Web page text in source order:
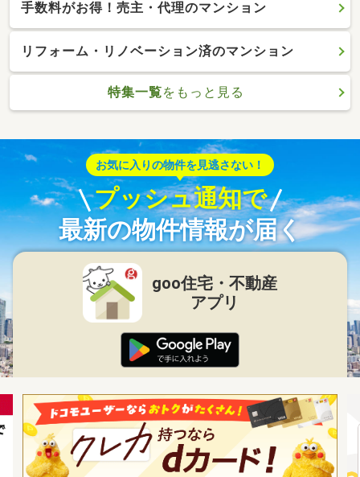
手数料がお得！売主・代理のマンション
リフォーム・リノベーション済のマンション
特集一覧をもっと見る
お気に入りの物件を見逃さない！
プッシュ通知で
最新の物件情報が届く
goo住宅・不動産
アプリ